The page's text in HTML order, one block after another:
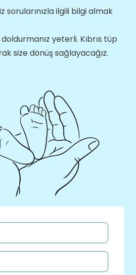
sorularınızla ilgili bilgi almak
yeterli. Kıbrıs tüp
size dönüş sağlayacağız.